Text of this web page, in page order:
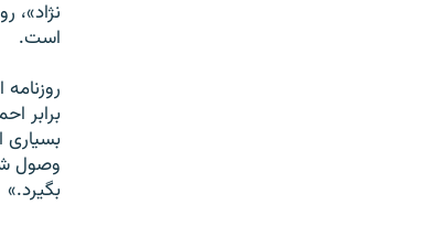
است.
برابر
بسياری
وصول
بگيرد.»